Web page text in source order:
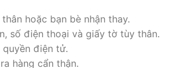
hoặc bạn bè nhận thay.
số điện thoại và giấy tờ tùy thân.
điện tử.
hàng cẩn thận.